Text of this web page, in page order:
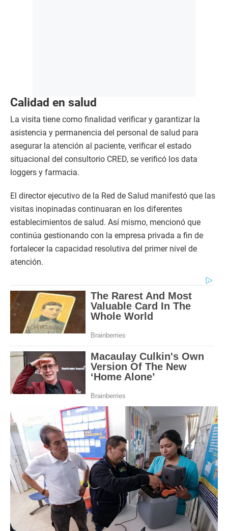
Calidad en salud
La visita tiene como finalidad verificar y garantizar la
asistencia y permanencia del personal de salud para
asegurar la atención al paciente, verificar el estado
situacional del consultorio CRED, se verificó los data
loggers y farmacia.
El director ejecutivo de la Red de Salud manifestó que las
visitas inopinadas continuaran en los diferentes
establecimientos de salud. Así mismo, mencionó que
continúa gestionando con la empresa privada a fin de
fortalecer la capacidad resolutiva del primer nivel de
atención.